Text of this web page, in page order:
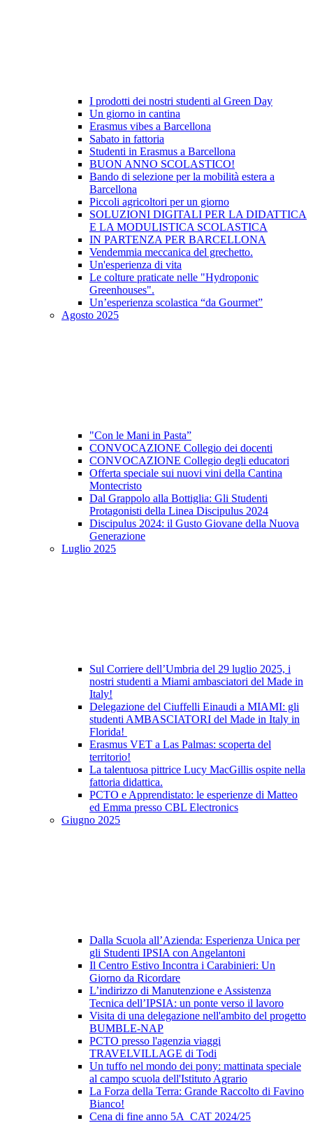
I prodotti dei nostri studenti al Green Day
Un giorno in cantina
Erasmus vibes a Barcellona
Sabato in fattoria
Studenti in Erasmus a Barcellona
BUON ANNO SCOLASTICO!
Bando di selezione per la mobilità estera a
Barcellona
Piccoli agricoltori per un giorno
SOLUZIONI DIGITALI PER LA DIDATTICA
E LA MODULISTICA SCOLASTICA
IN PARTENZA PER BARCELLONA
Vendemmia meccanica del grechetto.
Un'esperienza di vita
Le colture praticate nelle "Hydroponic
Greenhouses".
Un’esperienza scolastica “da Gourmet”
Agosto 2025
"Con le Mani in Pasta”
CONVOCAZIONE Collegio dei docenti
CONVOCAZIONE Collegio degli educatori
Offerta speciale sui nuovi vini della Cantina
Montecristo
Dal Grappolo alla Bottiglia: Gli Studenti
Protagonisti della Linea Discipulus 2024
Discipulus 2024: il Gusto Giovane della Nuova
Generazione
Luglio 2025
Sul Corriere dell’Umbria del 29 luglio 2025, i
nostri studenti a Miami ambasciatori del Made in
Italy!
Delegazione del Ciuffelli Einaudi a MIAMI: gli
studenti AMBASCIATORI del Made in Italy in
Florida!
Erasmus VET a Las Palmas: scoperta del
territorio!
La talentuosa pittrice Lucy MacGillis ospite nella
fattoria didattica.
PCTO e Apprendistato: le esperienze di Matteo
ed Emma presso CBL Electronics
Giugno 2025
Dalla Scuola all’Azienda: Esperienza Unica per
gli Studenti IPSIA con Angelantoni
Il Centro Estivo Incontra i Carabinieri: Un
Giorno da Ricordare
L’indirizzo di Manutenzione e Assistenza
Tecnica dell’IPSIA: un ponte verso il lavoro
Visita di una delegazione nell'ambito del progetto
BUMBLE-NAP
PCTO presso l'agenzia viaggi
TRAVELVILLAGE di Todi
Un tuffo nel mondo dei pony: mattinata speciale
al campo scuola dell'Istituto Agrario
La Forza della Terra: Grande Raccolto di Favino
Bianco!
Cena di fine anno 5A_CAT 2024/25